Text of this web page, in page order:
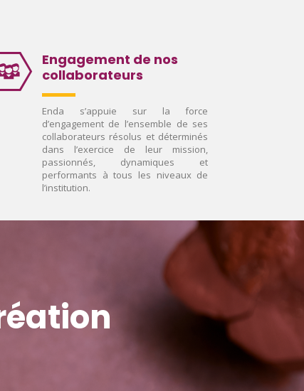
Engagement de nos
collaborateurs
Enda s’appuie sur la force
d’engagement de l’ensemble de ses
collaborateurs résolus et déterminés
dans l’exercice de leur mission,
passionnés, dynamiques et
performants à tous les niveaux de
l’institution.